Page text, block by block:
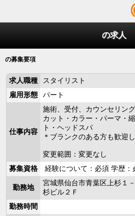
の求人
の募集要項
求人職種
スタイリスト
雇用形態
パート
仕事内容
施術、受付、カウンセリン
カット・カラー・パーマ・
ト・ヘッドスパ
＊ブランクのある方も歓迎し
変更範囲：変更なし
募集資格
経験について：必須 学歴：
勤務地
宮城県仙台市青葉区上杉１
杉ビル２Ｆ
勤務時間